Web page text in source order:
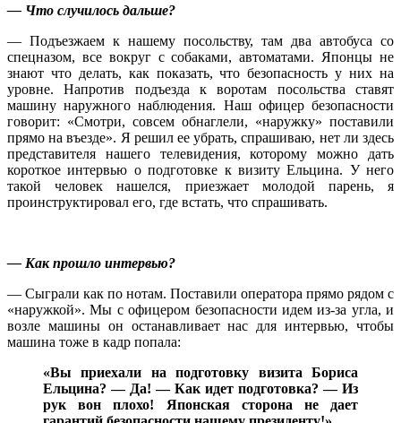
— Что случилось дальше?
— Подъезжаем к нашему посольству, там два автобуса со
спецназом, все вокруг с собаками, автоматами. Японцы не
знают что делать, как показать, что безопасность у них на
уровне. Напротив подъезда к воротам посольства ставят
машину наружного наблюдения. Наш офицер безопасности
говорит: «Смотри, совсем обнаглели, «наружку» поставили
прямо на въезде». Я решил ее убрать, спрашиваю, нет ли здесь
представителя нашего телевидения, которому можно дать
короткое интервью о подготовке к визиту Ельцина. У него
такой человек нашелся, приезжает молодой парень, я
проинструктировал его, где встать, что спрашивать.
— Как прошло интервью?
— Сыграли как по нотам. Поставили оператора прямо рядом с
«наружкой». Мы с офицером безопасности идем из-за угла, и
возле машины он останавливает нас для интервью, чтобы
машина тоже в кадр попала:
«Вы приехали на подготовку визита Бориса
Ельцина? — Да! — Как идет подготовка? — Из
рук вон плохо! Японская сторона не дает